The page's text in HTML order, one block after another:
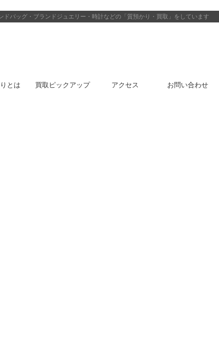
ドバッグ・ブランドジュエリー・時計などの「質預かり・買取」をしています
とは 買取ピックアップ アクセス お問い合わせ